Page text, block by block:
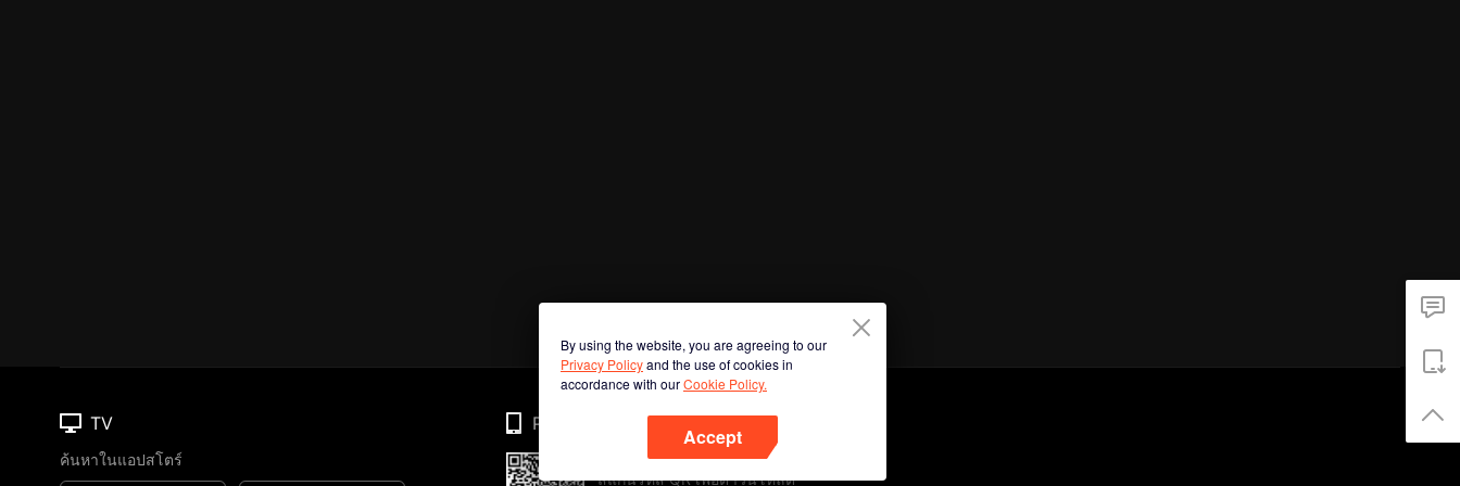
By using the website, you are agreeing to our
Privacy Policyand the use of cookies in
accordance with ourCookie Policy.
Accept
TV
ค้นหาในแอปสโตร์
Phone
สแกนรหัส QR เพื่อดาวน์โหลด